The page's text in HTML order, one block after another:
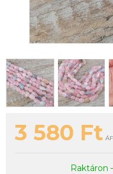
3 580 Ft
Raktáron